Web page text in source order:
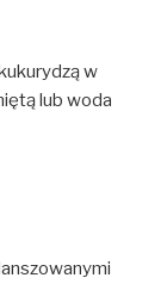
w
lub woda